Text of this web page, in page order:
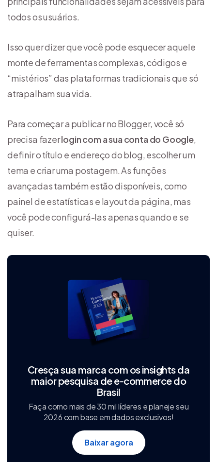
todos os usuários.
Isso quer dizer que você pode esquecer aquele
monte de ferramentas complexas, códigos e
“mistérios” das plataformas tradicionais que só
atrapalham sua vida.
Para começar a publicar no Blogger, você só
precisa fazerlogin com a sua conta do Google,
definir o título e endereço do blog, escolher um
tema e criar uma postagem. As funções
avançadas também estão disponíveis, como
painel de estatísticas e layout da página, mas
você pode configurá-las apenas quando e se
quiser.
Cresça sua marca com os insights da
maior pesquisa de e‑commerce do
Brasil
Faça como mais de 30 mil líderes e planeje seu
2026 com base em dados exclusivos!
Baixar agora